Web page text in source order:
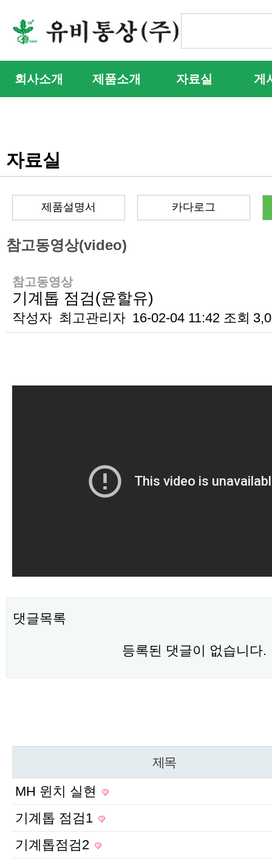
회사소개 제품소개 자료실 게
자료실
제품설명서 카다로그
참고동영상(video)
참고동영상
기계톱 점검(윤할유)
작성자 최고관리자 16-02-04 11:42 조회
본문
댓글목록
등록된 댓글이 없습니다.
제목
MH 윈치 실현
기계톱 점검1
기계톱점검2